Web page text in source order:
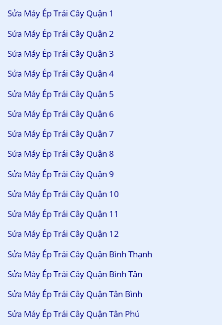
Sửa Máy Ép Trái Cây Quận 1
Sửa Máy Ép Trái Cây Quận 2
Sửa Máy Ép Trái Cây Quận 3
Sửa Máy Ép Trái Cây Quận 4
Sửa Máy Ép Trái Cây Quận 5
Sửa Máy Ép Trái Cây Quận 6
Sửa Máy Ép Trái Cây Quận 7
Sửa Máy Ép Trái Cây Quận 8
Sửa Máy Ép Trái Cây Quận 9
Sửa Máy Ép Trái Cây Quận 10
Sửa Máy Ép Trái Cây Quận 11
Sửa Máy Ép Trái Cây Quận 12
Sửa Máy Ép Trái Cây Quận Bình Thạnh
Sửa Máy Ép Trái Cây Quận Bình Tân
Sửa Máy Ép Trái Cây Quận Tân Bình
Sửa Máy Ép Trái Cây Quận Tân Phú